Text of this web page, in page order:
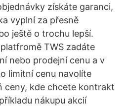
získáte garanci,
vyplní za přesně
ještě o trochu lepší.
TWS zadáte
nebo prodejní cenu a v
limitní cenu navolíte
ceny, kde chcete kontrakt
nákupu akcií